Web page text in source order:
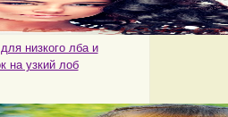
низкого лба и
на узкий лоб